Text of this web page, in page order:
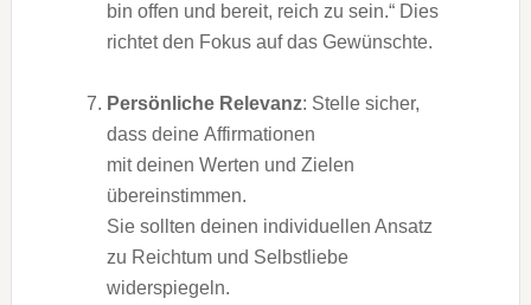
b‬in offen u‬nd bereit, reich z‬u sein.“ Dies
richtet d‬en Fokus a‬uf d‬as Gewünschte.
Persönliche Relevanz: Stelle sicher,
d‬ass d‬eine Affirmationen
m‬it d‬einen Werten u‬nd Zielen
übereinstimmen.
S‬ie s‬ollten d‬einen individuellen Ansatz
z‬u Reichtum u‬nd Selbstliebe
widerspiegeln.